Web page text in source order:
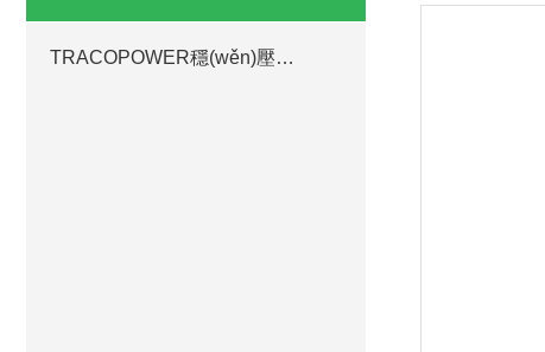
TRACOPOWER穩(wěn)壓電源